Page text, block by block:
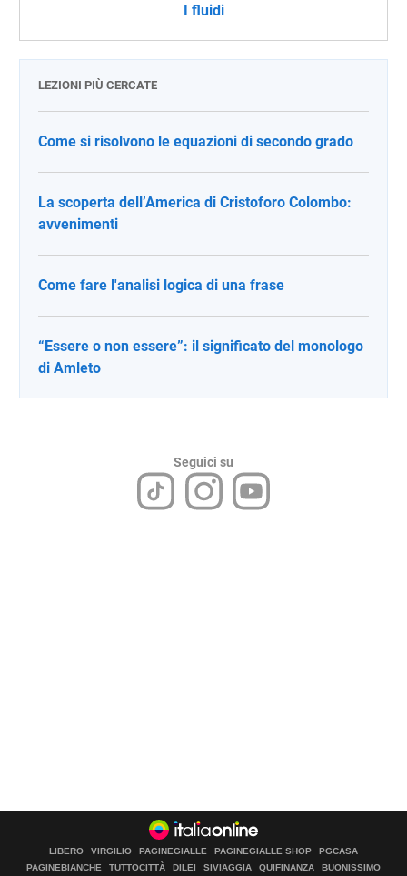
I fluidi
LEZIONI PIÙ CERCATE
Come si risolvono le equazioni di secondo grado
La scoperta dell’America di Cristoforo Colombo:
avvenimenti
Come fare l'analisi logica di una frase
“Essere o non essere”: il significato del monologo
di Amleto
Seguici su
LIBERO VIRGILIO PAGINEGIALLE PAGINEGIALLE SHOP
PGCASA
PAGINEBIANCHE
TUTTOCITTÀ DILEI SIVIAGGIA QUIFINANZA BUONISSIMO